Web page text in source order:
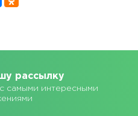
рассылку
самыми интересными